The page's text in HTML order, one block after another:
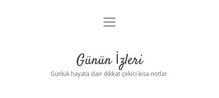
Anasayfa
Yasal Uyarı
menüyü
Günün İzleri
Günlük hayata dair dikkat çekici kısa notlar.